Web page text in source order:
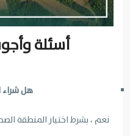
أسئلة
هل شراء
نعم ، بشرط اختيار المنطقة